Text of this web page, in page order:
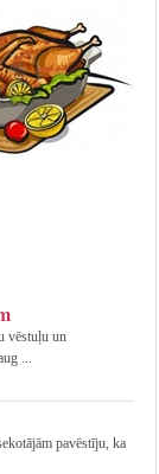
vēstuļu un
...
pavēstīju, ka